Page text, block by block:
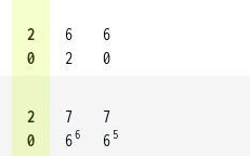
2
0
6
2
6
0
2
0
7
66
7
6 5